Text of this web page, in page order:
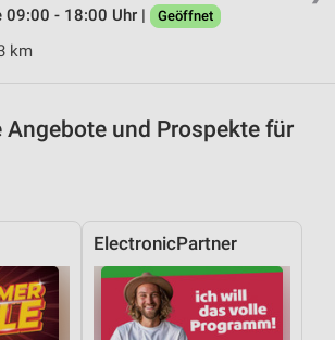
09:00 - 18:00 Uhr |
Geöffnet
km
Angebote und Prospekte für
ElectronicPartner
aktiv angeforderten